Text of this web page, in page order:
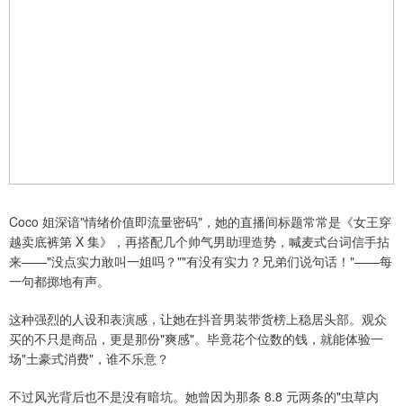
Coco 姐深谙"情绪价值即流量密码"，她的直播间标题常常是《女王穿
越卖底裤第 X 集》，再搭配几个帅气男助理造势，喊麦式台词信手拈
来——"没点实力敢叫一姐吗？""有没有实力？兄弟们说句话！"——每
一句都掷地有声。
这种强烈的人设和表演感，让她在抖音男装带货榜上稳居头部。观众
买的不只是商品，更是那份"爽感"。毕竟花个位数的钱，就能体验一
场"土豪式消费"，谁不乐意？
不过风光背后也不是没有暗坑。她曾因为那条 8.8 元两条的"虫草内